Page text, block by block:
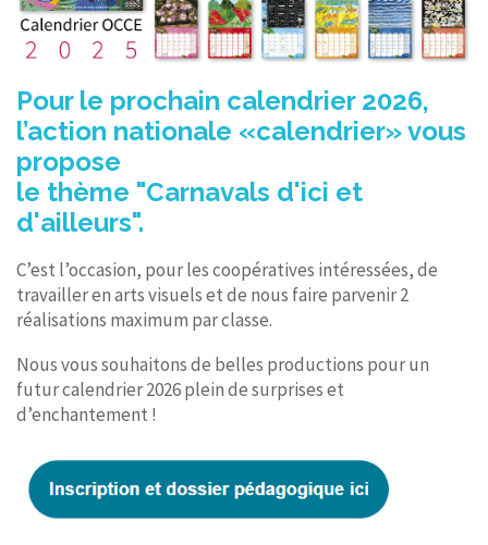
CONTACT
Pour le prochain calendrier 2026,
l’action nationale «calendrier» vous
propose
le thème "Carnavals d'ici et
d'ailleurs".
C’est l’occasion, pour les coopératives intéressées, de
travailler en arts visuels et de nous faire parvenir 2
réalisations maximum par classe.
Nous vous souhaitons de belles productions pour un
futur calendrier 2026 plein de surprises et
d’enchantement !